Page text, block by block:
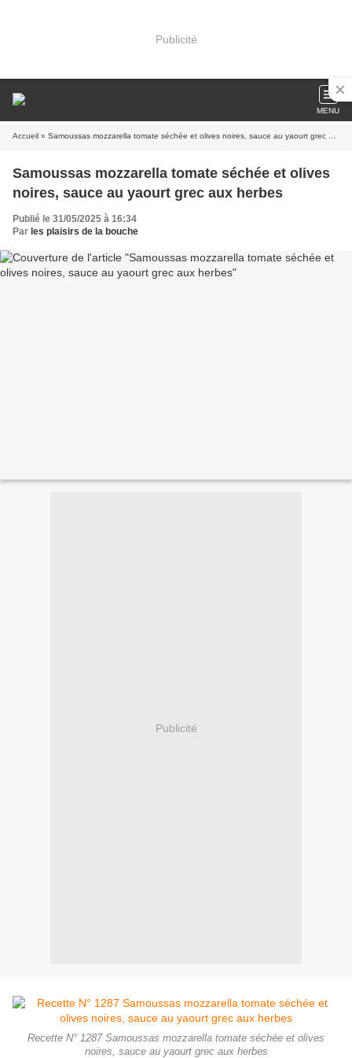
Publicité
MENU
Accueil » Samoussas mozzarella tomate séchée et olives noires, sauce au yaourt grec aux herbes
Samoussas mozzarella tomate séchée et olives
noires, sauce au yaourt grec aux herbes
Publié le 31/05/2025 à 16:34
Par les plaisirs de la bouche
Publicité
Recette N° 1287 Samoussas mozzarella tomate séchée et olives
noires, sauce au yaourt grec aux herbes